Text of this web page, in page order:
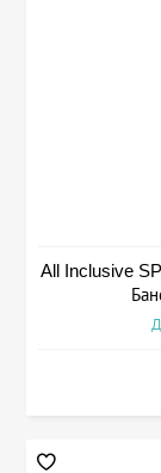
All Inclusive